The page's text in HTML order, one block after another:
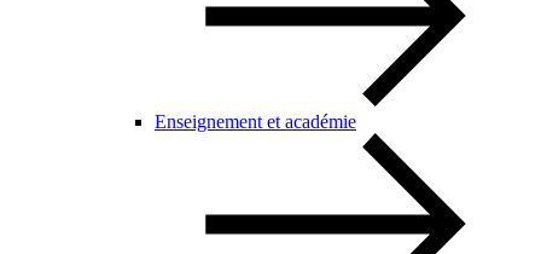
Enseignement et académie